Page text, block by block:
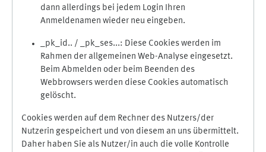
dann allerdings bei jedem Login Ihren
Anmeldenamen wieder neu eingeben.
_pk_id.. / _pk_ses...: Diese Cookies werden im
Rahmen der allgemeinen Web-Analyse eingesetzt.
Beim Abmelden oder beim Beenden des
Webbrowsers werden diese Cookies automatisch
gelöscht.
Cookies werden auf dem Rechner des Nutzers/der
Nutzerin gespeichert und von diesem an uns übermittelt.
Daher haben Sie als Nutzer/in auch die volle Kontrolle